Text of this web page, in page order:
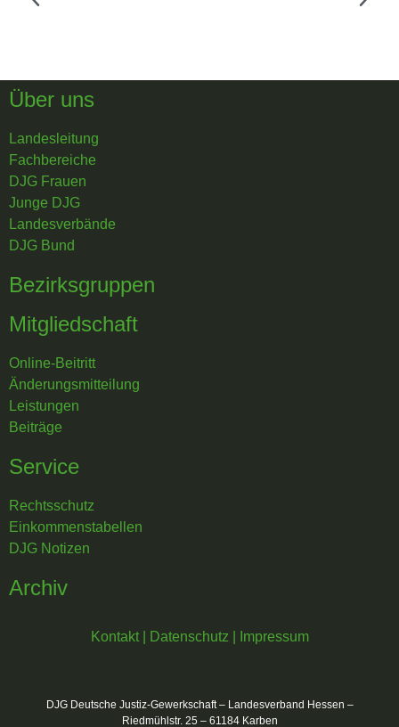
Über uns
Landesleitung
Fachbereiche
DJG Frauen
Junge DJG
Landesverbände
DJG Bund
Bezirksgruppen
Mitgliedschaft
Online-Beitritt
Änderungsmitteilung
Leistungen
Beiträge
Service
Rechtsschutz
Einkommenstabellen
DJG Notizen
Archiv
Kontakt| Datenschutz Impressum
DJG Deutsche Justiz-Gewerkschaft – Landesverband Hessen –
Riedmühlstr. 25 – 61184 Karben